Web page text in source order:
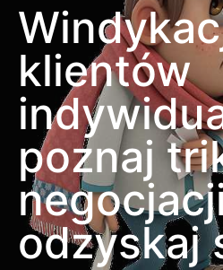
klientów
poznaj
odzyskaj